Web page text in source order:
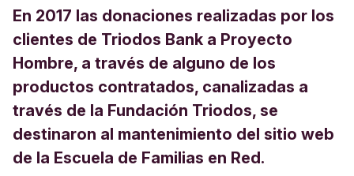
En 2017 las donaciones realizadas por los
clientes de Triodos Bank a Proyecto
Hombre, a través de alguno de los
productos contratados, canalizadas a
través de la Fundación Triodos, se
destinaron al mantenimiento del sitio web
de la Escuela de Familias en Red.